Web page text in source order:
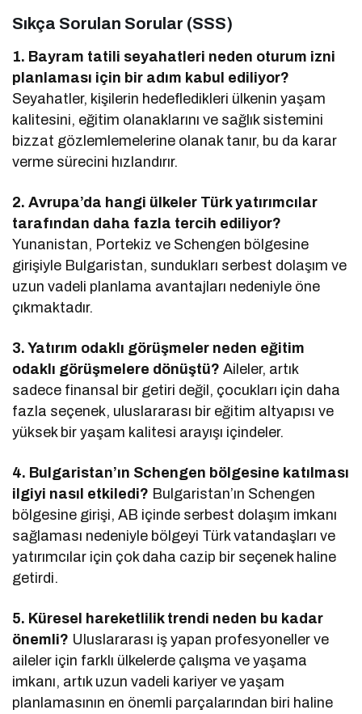
Sıkça Sorulan Sorular (SSS)
1. Bayram tatili seyahatleri neden oturum izni
planlaması için bir adım kabul ediliyor?
Seyahatler, kişilerin hedefledikleri ülkenin yaşam
kalitesini, eğitim olanaklarını ve sağlık sistemini
bizzat gözlemlemelerine olanak tanır, bu da karar
verme sürecini hızlandırır.
2. Avrupa’da hangi ülkeler Türk yatırımcılar
tarafından daha fazla tercih ediliyor?
Yunanistan, Portekiz ve Schengen bölgesine
girişiyle Bulgaristan, sundukları serbest dolaşım ve
uzun vadeli planlama avantajları nedeniyle öne
çıkmaktadır.
3. Yatırım odaklı görüşmeler neden eğitim
odaklı görüşmelere dönüştü? Aileler, artık
sadece finansal bir getiri değil, çocukları için daha
fazla seçenek, uluslararası bir eğitim altyapısı ve
yüksek bir yaşam kalitesi arayışı içindeler.
4. Bulgaristan’ın Schengen bölgesine katılması
ilgiyi nasıl etkiledi? Bulgaristan’ın Schengen
bölgesine girişi, AB içinde serbest dolaşım imkanı
sağlaması nedeniyle bölgeyi Türk vatandaşları ve
yatırımcılar için çok daha cazip bir seçenek haline
getirdi.
5. Küresel hareketlilik trendi neden bu kadar
önemli? Uluslararası iş yapan profesyoneller ve
aileler için farklı ülkelerde çalışma ve yaşama
imkanı, artık uzun vadeli kariyer ve yaşam
planlamasının en önemli parçalarından biri haline